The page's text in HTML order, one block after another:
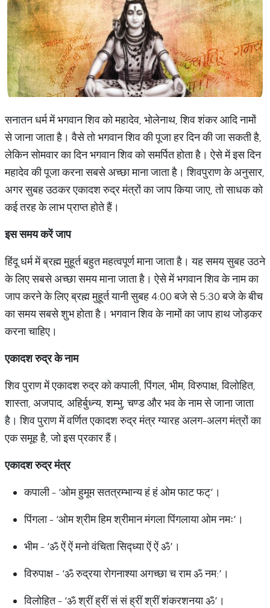
सनातन धर्म में भगवान शिव को महादेव, भोलेनाथ, शिव शंकर आदि नामों
से जाना जाता है। वैसे तो भगवान शिव की पूजा हर दिन की जा सकती है,
लेकिन सोमवार का दिन भगवान शिव को समर्पित होता है। ऐसे में इस दिन
महादेव की पूजा करना सबसे अच्छा माना जाता है। शिवपुराण के अनुसार,
अगर सुबह उठकर एकादश रुद्र मंत्रों का जाप किया जाए, तो साधक को
कई तरह के लाभ प्राप्त होते हैं।
इस समय करें जाप
हिंदू धर्म में ब्रह्म मुहूर्त बहुत महत्वपूर्ण माना जाता है। यह समय सुबह उठने
के लिए सबसे अच्छा समय माना जाता है। ऐसे में भगवान शिव के नाम का
जाप करने के लिए ब्रह्म मुहूर्त यानी सुबह 4:00 बजे से 5:30 बजे के बीच
का समय सबसे शुभ होता है। भगवान शिव के नामों का जाप हाथ जोड़कर
करना चाहिए।
एकादश रुद्र के नाम
शिव पुराण में एकादश रुद्र को कपाली, पिंगल, भीम, विरुपाक्ष, विलोहित,
शास्ता, अजपाद, अहिर्बुध्न्य, शम्भु, चण्ड और भव के नाम से जाना जाता
है। शिव पुराण में वर्णित एकादश रुद्र मंत्र ग्यारह अलग-अलग मंत्रों का
एक समूह है, जो इस प्रकार हैं।
एकादशरुद्रमंत्र
कपाली - ‘ओम हुमूम सतत्रम्भान्य हं हं ओम फाट फट्’।
पिंगला - ‘ओम श्रीम हिम श्रीमान मंगला पिंगलाया ओम नमः’।
भीम - ‘ॐ ऐं ऐं मनो वंचिता सिद्ध्या ऐं ऐं ॐ’।
विरुपाक्ष - ‘ॐ रुद्रया रोगनाश्या अगच्छा च राम ॐ नम:’।
विलोहित - ‘ॐ श्रीं ह्रीं सं सं ह्रीं श्रीं शंकरशनया ॐ’।